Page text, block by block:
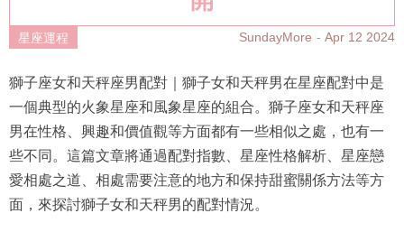
星座運程 SundayMore Apr 12 2024
獅子座女和天秤座男配對｜獅子女和天秤男在星座配對中是
一個典型的火象星座和風象星座的組合。獅子座女和天秤座
男在性格、興趣和價值觀等方面都有一些相似之處，也有一
些不同。這篇文章將通過配對指數、星座性格解析、星座戀
愛相處之道、相處需要注意的地方和保持甜蜜關係方法等方
面，來探討獅子女和天秤男的配對情況。